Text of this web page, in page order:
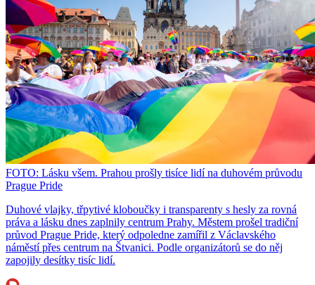
FOTO: Lásku všem. Prahou prošly tisíce lidí na duhovém průvodu
Prague Pride
Duhové vlajky, třpytivé kloboučky i transparenty s hesly za rovná
práva a lásku dnes zaplnily centrum Prahy. Městem prošel tradiční
průvod Prague Pride, který odpoledne zamířil z Václavského
náměstí přes centrum na Štvanici. Podle organizátorů se do něj
zapojily desítky tisíc lidí.